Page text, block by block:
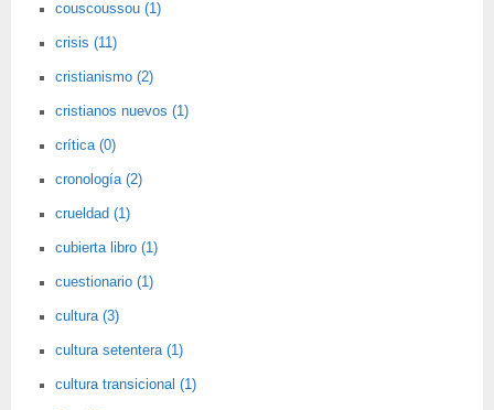
couscoussou (1)
crisis (11)
cristianismo (2)
cristianos nuevos (1)
crítica (0)
cronología (2)
crueldad (1)
cubierta libro (1)
cuestionario (1)
cultura (3)
cultura setentera (1)
cultura transicional (1)